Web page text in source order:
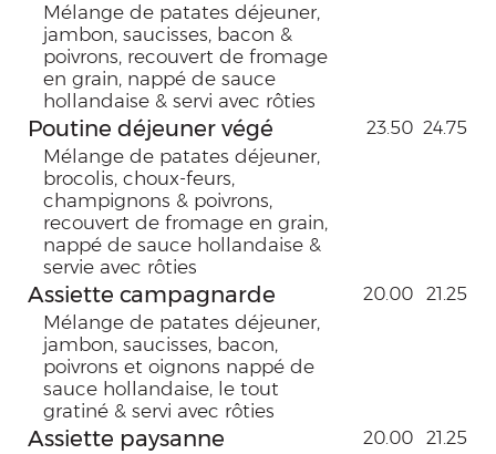
Mélange de patates déjeuner,
jambon, saucisses, bacon &
poivrons, recouvert de fromage
en grain, nappé de sauce
hollandaise & servi avec rôties
Poutine déjeuner végé 23.50 24.75
Mélange de patates déjeuner,
brocolis, choux-feurs,
champignons & poivrons,
recouvert de fromage en grain,
nappé de sauce hollandaise &
servie avec rôties
Assiette campagnarde 20.00 21.25
Mélange de patates déjeuner,
jambon, saucisses, bacon,
poivrons et oignons nappé de
sauce hollandaise, le tout
gratiné & servi avec rôties
Assiette paysanne 20.00 21.25